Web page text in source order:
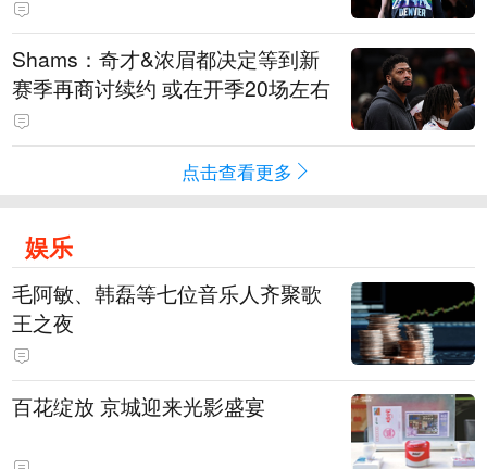
Shams：奇才&浓眉都决定等到新
赛季再商讨续约 或在开季20场左右
点击查看更多
娱乐
毛阿敏、韩磊等七位音乐人齐聚歌
王之夜
百花绽放 京城迎来光影盛宴